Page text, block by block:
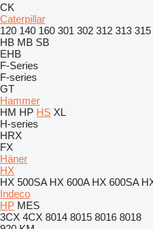
CK
Caterpillar
120 140 160 301 302 312 313 315
HB MB SB
EHB
F-Series
F-series
GT
Hammer
HM HP HS XL
H-series
HRX
FX
Häner
HX
HX 500SA HX 600A HX 600SA
Indeco
HP MES
3CX 4CX 8014 8015 8016 8018